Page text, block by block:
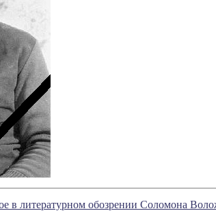
в литературном обозрении Соломона